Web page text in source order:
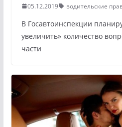
05.12.2019 водительские
В Госавтоинспекции
увеличить» количество
части